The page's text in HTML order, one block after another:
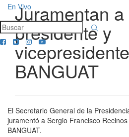
En Vivo
Juramentan a
presidente y
BANGUAT
El Secretario General de la
juramentó a Sergio Francisco
BANGUAT.